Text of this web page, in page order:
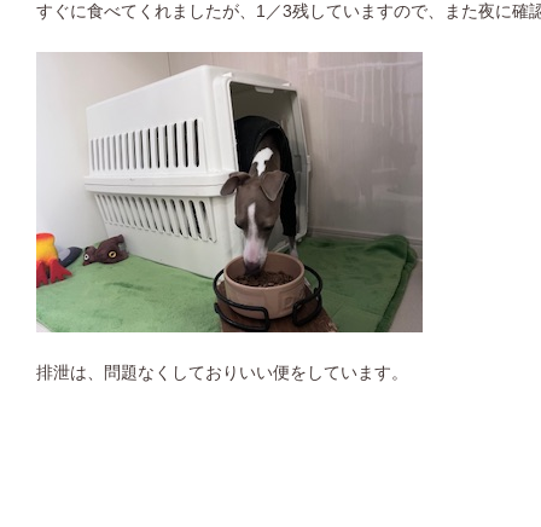
すぐに食べてくれましたが、1／3残していますので、また夜に確
排泄は、問題なくしておりいい便をしています。